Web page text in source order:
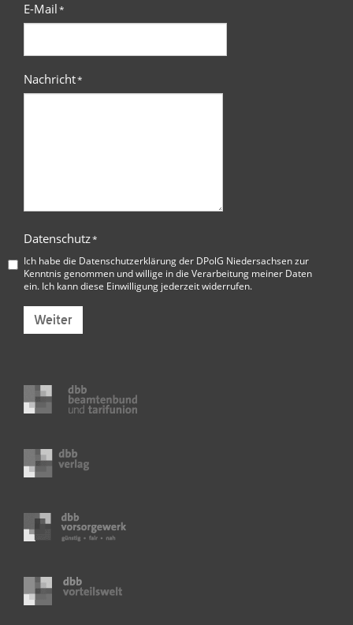
E-Mail*
Nachricht*
Datenschutz*
Ich habe die Datenschutzerklärung der DPolG Niedersachsenzur
Kenntnis genommen und willige in die Verarbeitung meiner Daten
ein. Ich kann diese Einwilligung jederzeit widerrufen.
Weiter